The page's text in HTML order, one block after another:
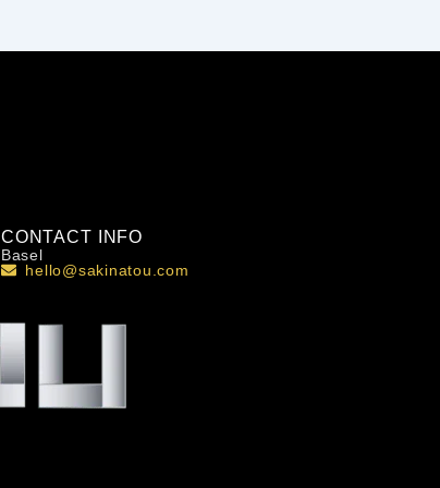
CONTACT INFO
Basel
hello@sakinatou.com